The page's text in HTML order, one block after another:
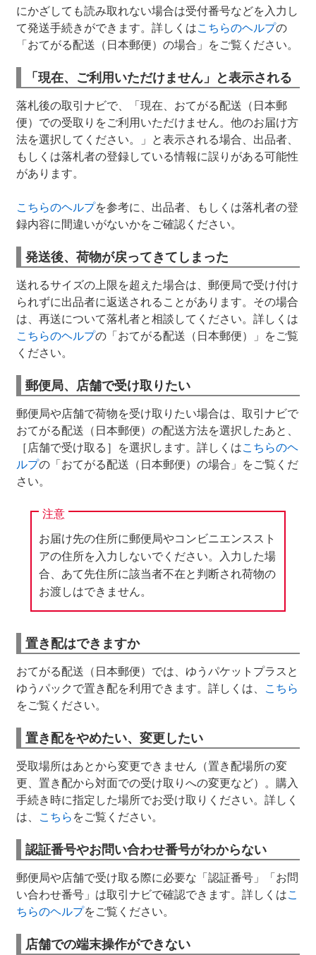
にかざしても読み取れない場合は受付番号などを入力し
て発送手続きができます。詳しくはこちらのヘルプの
「おてがる配送（日本郵便）の場合」をご覧ください。
「現在、ご利用いただけません」と表示される
落札後の取引ナビで、「現在、おてがる配送（日本郵
便）での受取りをご利用いただけません。他のお届け方
法を選択してください。」と表示される場合、出品者、
もしくは落札者の登録している情報に誤りがある可能性
があります。
こちらのヘルプを参考に、出品者、もしくは落札者の登
録内容に間違いがないかをご確認ください。
発送後、荷物が戻ってきてしまった
送れるサイズの上限を超えた場合は、郵便局で受け付け
られずに出品者に返送されることがあります。その場合
は、再送について落札者と相談してください。詳しくは
こちらのヘルプの「おてがる配送（日本郵便）」をご覧
ください。
郵便局、店舗で受け取りたい
郵便局や店舗で荷物を受け取りたい場合は、取引ナビで
おてがる配送（日本郵便）の配送方法を選択したあと、
［店舗で受け取る］を選択します。詳しくはこちらのヘ
ルプの「おてがる配送（日本郵便）の場合」をご覧くだ
さい。
注意
お届け先の住所に郵便局やコンビニエンススト
アの住所を入力しないでください。入力した場
合、あて先住所に該当者不在と判断され荷物の
お渡しはできません。
置き配はできますか
おてがる配送（日本郵便）では、ゆうパケットプラスと
ゆうパックで置き配を利用できます。詳しくは、 こちら
をご覧ください。
置き配をやめたい、変更したい
受取場所はあとから変更できません（置き配場所の変
更、置き配から対面での受け取りへの変更など）。購入
手続き時に指定した場所でお受け取りください。詳しく
は、 こちらをご覧ください。
認証番号やお問い合わせ番号がわからない
郵便局や店舗で受け取る際に必要な「認証番号」「お問
い合わせ番号」は取引ナビで確認できます。詳しくはこ
ちらのヘルプをご覧ください。
店舗での端末操作ができない